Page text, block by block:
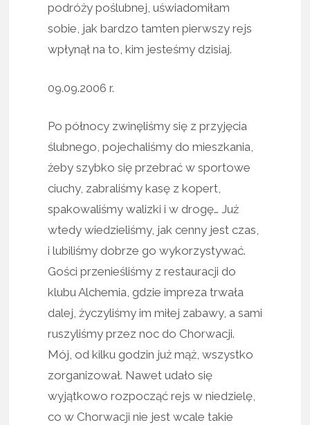
podróży poślubnej, uświadomiłam
sobie, jak bardzo tamten pierwszy rejs
wpłynął na to, kim jesteśmy dzisiaj.
09.09.2006 r.
Po północy zwinęliśmy się z przyjęcia
ślubnego, pojechaliśmy do mieszkania,
żeby szybko się przebrać w sportowe
ciuchy, zabraliśmy kasę z kopert,
spakowaliśmy walizki i w drogę… Już
wtedy wiedzieliśmy, jak cenny jest czas,
i lubiliśmy dobrze go wykorzystywać.
Gości przenieśliśmy z restauracji do
klubu Alchemia, gdzie impreza trwała
dalej, życzyliśmy im miłej zabawy, a sami
ruszyliśmy przez noc do Chorwacji.
Mój, od kilku godzin już mąż, wszystko
zorganizował. Nawet udało się
wyjątkowo rozpocząć rejs w niedzielę,
co w Chorwacji nie jest wcale takie